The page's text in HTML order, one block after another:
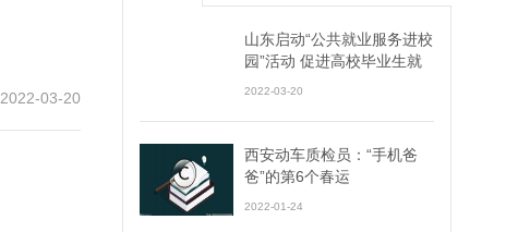
2022-03-20
山东启动“公共就业服务进校
园”活动 促进高校毕业生就
2022-03-20
西安动车质检员：“手机爸
爸”的第6个春运
2022-01-24